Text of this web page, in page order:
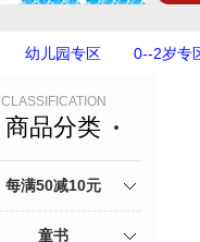
幼儿园专区 0--2岁专
CLASSIFICATION
商品分类
每满50减10元
童书